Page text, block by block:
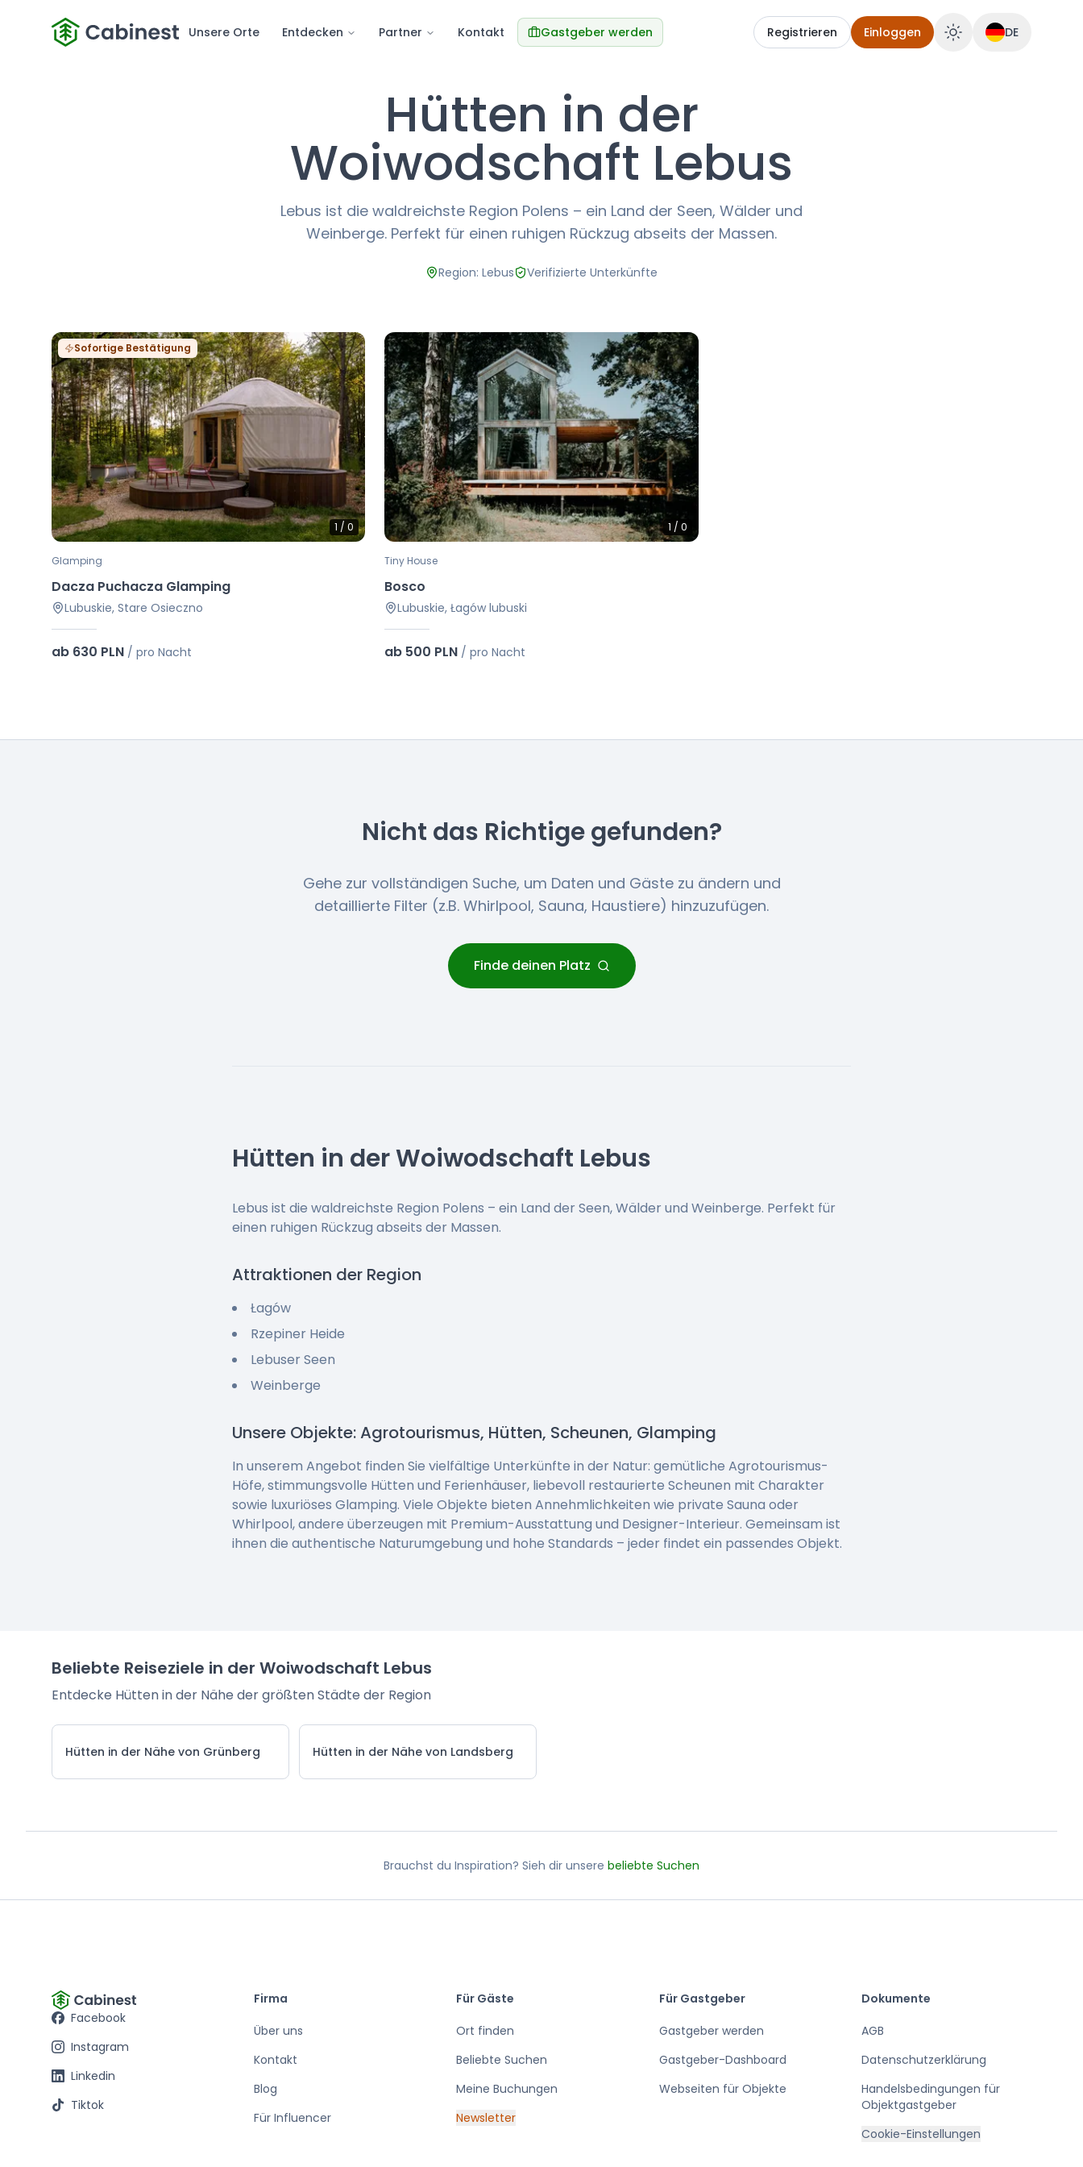
Unsere Orte Entdecken Partner Kontakt Gastgeber werden Registrieren Einloggen DE
Hütten in der
Woiwodschaft Lebus
Lebus ist die waldreichste Region Polens – ein Land der Seen, Wälder und
Weinberge. Perfekt für einen ruhigen Rückzug abseits der Massen.
Region: Lebus Verifizierte Unterkünfte
Sofortige Bestätigung
1 /0
Glamping
Dacza Puchacza Glamping
Lubuskie, Stare Osieczno
ab 630 PLN / pro Nacht
1 / 0
Tiny House
Bosco
Lubuskie, Łagów lubuski
ab 500 PLN /pro Nacht
Nicht das Richtige gefunden?
Gehe zur vollständigen Suche, um Daten und Gäste zu ändern und
detaillierte Filter (z.B. Whirlpool, Sauna, Haustiere) hinzuzufügen.
Finde deinen Platz
Hütten in der Woiwodschaft Lebus
Lebus ist die waldreichste Region Polens – ein Land der Seen, Wälder und Weinberge. Perfekt für
einen ruhigen Rückzug abseits der Massen.
Attraktionen der Region
Łagów
Rzepiner Heide
Lebuser Seen
Weinberge
Unsere Objekte: Agrotourismus, Hütten, Scheunen, Glamping
In unserem Angebot finden Sie vielfältige Unterkünfte in der Natur: gemütliche Agrotourismus-
Höfe, stimmungsvolle Hütten und Ferienhäuser, liebevoll restaurierte Scheunen mit Charakter
sowie luxuriöses Glamping. Viele Objekte bieten Annehmlichkeiten wie private Sauna oder
Whirlpool, andere überzeugen mit Premium-Ausstattung und Designer-Interieur. Gemeinsam ist
ihnen die authentische Naturumgebung und hohe Standards – jeder findet ein passendes Objekt.
Beliebte Reiseziele in der Woiwodschaft Lebus
Entdecke Hütten in der Nähe der größten Städte der Region
Hütten in der Nähe von Grünberg Hütten in der Nähe von Landsberg
Brauchst du Inspiration? Sieh dir unsere beliebte Suchen
Facebook
Instagram
Linkedin
Tiktok
Firma
Über uns
Kontakt
Blog
Für Influencer
Für Gäste
Ort finden
Beliebte Suchen
Meine Buchungen
Newsletter
Für Gastgeber
Gastgeber werden
Gastgeber-Dashboard
Webseiten für Objekte
Dokumente
AGB
Datenschutzerklärung
Handelsbedingungen für
Objektgastgeber
Cookie-Einstellungen